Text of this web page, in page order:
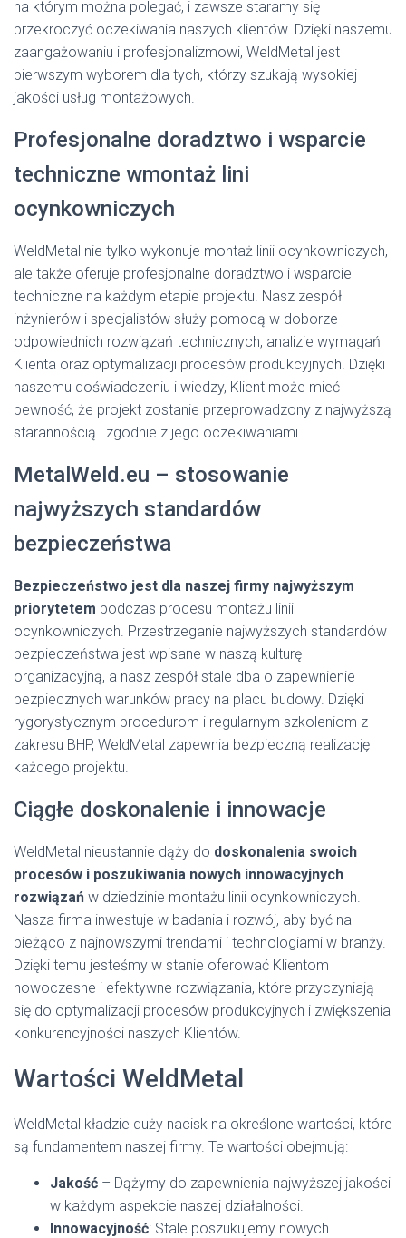
na którym można polegać, i zawsze staramy się
przekroczyć oczekiwania naszych klientów. Dzięki naszemu
zaangażowaniu i profesjonalizmowi, WeldMetal jest
pierwszym wyborem dla tych, którzy szukają wysokiej
jakości usług montażowych.
Profesjonalne doradztwo i wsparcie
techniczne wmontaż lini
ocynkowniczych
WeldMetal nie tylko wykonuje montaż linii ocynkowniczych,
ale także oferuje profesjonalne doradztwo i wsparcie
techniczne na każdym etapie projektu. Nasz zespół
inżynierów i specjalistów służy pomocą w doborze
odpowiednich rozwiązań technicznych, analizie wymagań
Klienta oraz optymalizacji procesów produkcyjnych. Dzięki
naszemu doświadczeniu i wiedzy, Klient może mieć
pewność, że projekt zostanie przeprowadzony z najwyższą
starannością i zgodnie z jego oczekiwaniami.
MetalWeld.eu – stosowanie
najwyższych standardów
bezpieczeństwa
Bezpieczeństwo jest dla naszej firmy najwyższym
priorytetem podczas procesu montażu linii
ocynkowniczych. Przestrzeganie najwyższych standardów
bezpieczeństwa jest wpisane w naszą kulturę
organizacyjną, a nasz zespół stale dba o zapewnienie
bezpiecznych warunków pracy na placu budowy. Dzięki
rygorystycznym procedurom i regularnym szkoleniom z
zakresu BHP, WeldMetal zapewnia bezpieczną realizację
każdego projektu.
Ciągłe doskonalenie i innowacje
WeldMetal nieustannie dąży do doskonalenia swoich
procesów i poszukiwania nowych innowacyjnych
rozwiązań w dziedzinie montażu linii ocynkowniczych.
Nasza firma inwestuje w badania i rozwój, aby być na
bieżąco z najnowszymi trendami i technologiami w branży.
Dzięki temu jesteśmy w stanie oferować Klientom
nowoczesne i efektywne rozwiązania, które przyczyniają
się do optymalizacji procesów produkcyjnych i zwiększenia
konkurencyjności naszych Klientów.
Wartości WeldMetal
WeldMetal kładzie duży nacisk na określone wartości, które
są fundamentem naszej firmy. Te wartości obejmują:
Jakość – Dążymy do zapewnienia najwyższej jakości
w każdym aspekcie naszej działalności.
Innowacyjność: Stale poszukujemy nowych